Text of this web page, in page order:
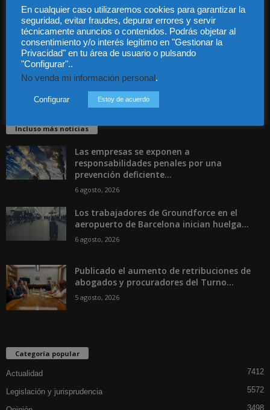
Guía Colaboradores
Contáctanos:info@diariojuridico.com
Incluso más noticias
Las empresas se exponen a
responsabilidades penales por una
prevención deficiente...
6 agosto, 2026
Los trabajadores de Groundforce en el
aeropuerto de Barcelona inician huelga...
6 agosto, 2026
Publicado el aumento de retribuciones de
abogados y procuradores del Turno...
5 agosto, 2026
Categoría popular
Actualidad 7412
Legislación y jurisprudencia 5572
3498
En cualquier caso utilizaremos cookies para garantizar la
seguridad, evitar fraudes, depurar errores y servir
técnicamente anuncios o contenidos. Podrás objetar al
consentimiento y/o interés legítimo en "Gestionar la
Privacidad" en tu área de usuario o pulsando
"Configurar"..
No venda mi información personal.
Configurar Estoy de acuerdo